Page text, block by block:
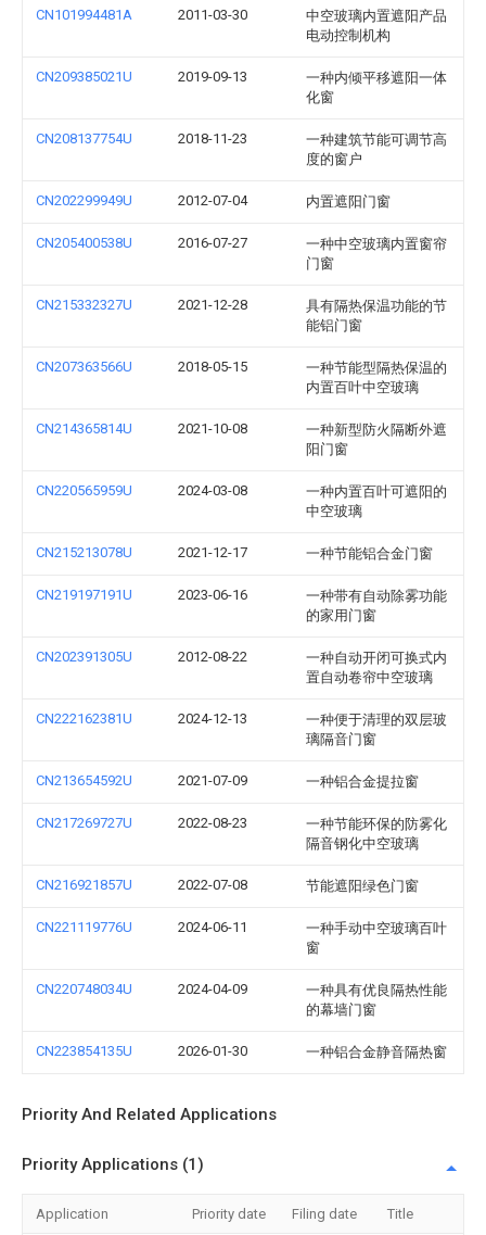
CN101994481A 2011-03-30
中空玻璃内置遮阳产品
电动控制机构
CN209385021U 2019-09-13
一种内倾平移遮阳一体
化窗
CN208137754U 2018-11-23
一种建筑节能可调节高
度的窗户
CN202299949U 2012-07-04 内置遮阳门窗
CN205400538U 2016-07-27
一种中空玻璃内置窗帘
门窗
CN215332327U 2021-12-28
具有隔热保温功能的节
能铝门窗
CN207363566U 2018-05-15
一种节能型隔热保温的
内置百叶中空玻璃
CN214365814U 2021-10-08
一种新型防火隔断外遮
阳门窗
CN220565959U 2024-03-08
一种内置百叶可遮阳的
中空玻璃
CN215213078U 2021-12-17 一种节能铝合金门窗
CN219197191U 2023-06-16
一种带有自动除雾功能
的家用门窗
CN202391305U 2012-08-22
一种自动开闭可换式内
置自动卷帘中空玻璃
CN222162381U 2024-12-13
一种便于清理的双层玻
璃隔音门窗
CN213654592U 2021-07-09 一种铝合金提拉窗
CN217269727U 2022-08-23
一种节能环保的防雾化
隔音钢化中空玻璃
CN216921857U 2022-07-08 节能遮阳绿色门窗
CN221119776U 2024-06-11
一种手动中空玻璃百叶
窗
CN220748034U 2024-04-09
一种具有优良隔热性能
的幕墙门窗
CN223854135U 2026-01-30 一种铝合金静音隔热窗
Priority And Related Applications
Priority Applications (1)
Application Priority date Filing date Title